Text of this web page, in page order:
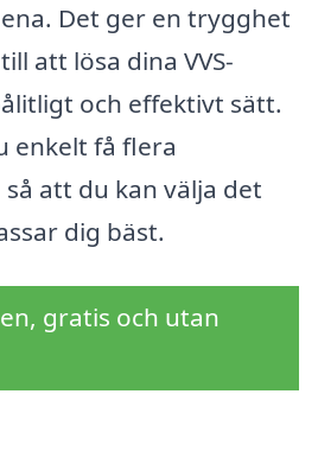
Det ger en trygghet
att lösa dina VVS-
och effektivt sätt.
enkelt få flera
att du kan välja det
dig bäst.
gratis och utan